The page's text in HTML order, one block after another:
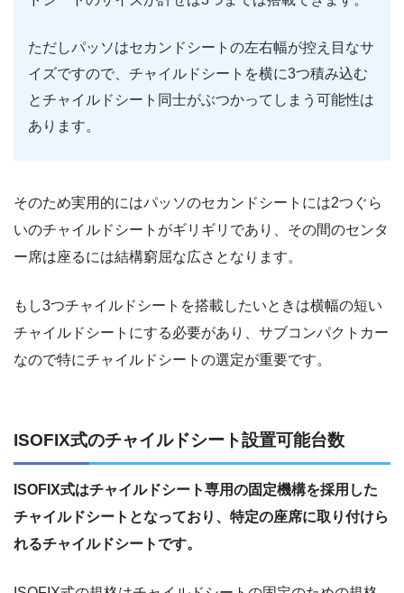
ただしパッソはセカンドシートの左右幅が控え目なサ
イズですので、チャイルドシートを横に3つ積み込む
とチャイルドシート同士がぶつかってしまう可能性は
あります。
そのため実用的にはパッソのセカンドシートには2つぐら
いのチャイルドシートがギリギリであり、その間のセンタ
ー席は座るには結構窮屈な広さとなります。
もし3つチャイルドシートを搭載したいときは横幅の短い
チャイルドシートにする必要があり、サブコンパクトカー
なので特にチャイルドシートの選定が重要です。
ISOFIX式のチャイルドシート設置可能台数
ISOFIX式はチャイルドシート専用の固定機構を採用した
チャイルドシートとなっており、特定の座席に取り付けら
れるチャイルドシートです。